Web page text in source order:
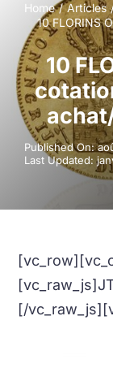
Home Articles
10 FLORINS
10
Published On:
Last Updated:
[/